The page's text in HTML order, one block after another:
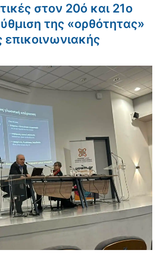
στον 20ό και 21ο
της «ορθότητας»
επικοινωνιακής